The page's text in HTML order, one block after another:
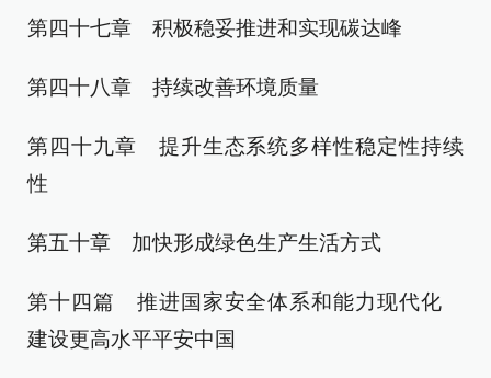
第四十七章 积极稳妥推进和实现碳达峰
第四十八章 持续改善环境质量
第四十九章 提升生态系统多样性稳定性持续
性
第五十章 加快形成绿色生产生活方式
第十四篇 推进国家安全体系和能力现代化
建设更高水平平安中国